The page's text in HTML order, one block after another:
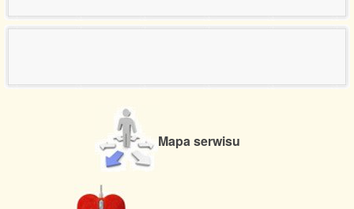
Mapa serwisu